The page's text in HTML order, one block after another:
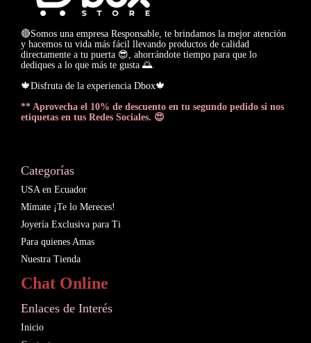
🔴Somos una empresa Responsable, te brindamos la mejor atención
y hacemos tu vida más fácil llevando productos de calidad
directamente a tu puerta 😎, ahorrándote tiempo para que lo
dediques a lo que más te gusta 🌅.
🍁Disfruta de la experiencia Dbox🍁
** Aprovecha el 10% de descuento en tu segundo pedido si nos
etiquetas en tus Redes Sociales. 😍
Categorías
USA en Ecuador
Mímate ¡Te lo Mereces!
Joyería Exclusiva para Ti
Para quienes Amas
Nuestra Tienda
Chat Online
Enlaces de Interés
Inicio